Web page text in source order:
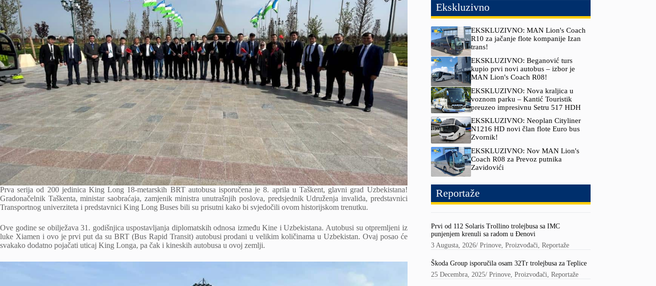
Prva serija od 200 jedinica King Long 18-metarskih BRT autobusa isporučena je 8. aprila u Taškent, glavni grad Uzbekistana!
Gradonačelnik Taškenta, ministar saobraćaja, zamjenik ministra unutrašnjih poslova, predsjednik Udruženja invalida, predstavnici
Transportnog univerziteta i predstavnici King Long Buses bili su prisutni kako bi svjedočili ovom historijskom trenutku.
Ove godine se obilježava 31. godišnjica uspostavljanja diplomatskih odnosa između Kine i Uzbekistana. Autobusi su otpremljeni iz
luke Xiamen i ovo je prvi put da su BRT (Bus Rapid Transit) autobusi prodani u velikim količinama u Uzbekistan. Ovaj posao će
svakako dodatno pojačati uticaj King Longa, pa čak i kineskih autobusa u ovoj zemlji.
Ekskluzivno
EKSKLUZIVNO: MAN Lion's Coach
R10 za jačanje flote kompanije Izan
trans!
EKSKLUZIVNO: Beganović turs
kupio prvi novi autobus – izbor je
MAN Lion's Coach R08!
EKSKLUZIVNO: Nova kraljica u
voznom parku – Kantić Touristik
preuzeo impresivnu Setru 517 HDH
EKSKLUZIVNO: Neoplan Cityliner
N1216 HD novi član flote Euro bus
Zvornik!
EKSKLUZIVNO: Nov MAN Lion's
Coach R08 za Prevoz putnika
Zavidovići
Reportaže
Prvi od 112 Solaris Trollino trolejbusa sa IMC
punjenjem krenuli sa radom u Đenovi
3 Augusta, 2026/Prinove,Proizvođači,Reportaže
Škoda Group isporučila osam 32Tr trolejbusa za Teplice
25 Decembra, 2025/Prinove,Proizvođači,Reportaže